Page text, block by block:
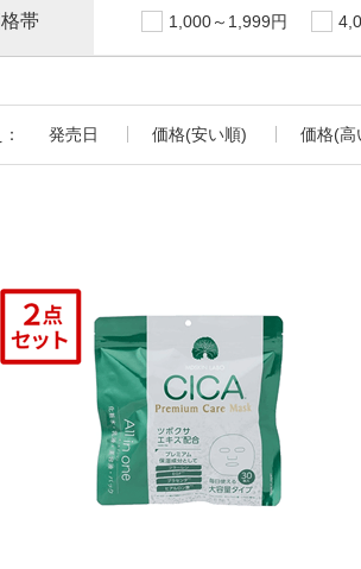
帯 1,000～1,999円
発売日 価格(安い順) 価格(高